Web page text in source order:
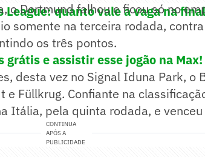
quanto vale a vaga na
o Dortmund falhou e ficou só no
somente na terceira rodada,
os três pontos.
grátis e assistir esse jogão na Max!
desta vez no Signal Iduna Park, o
e Füllkrug. Confiante na
Itália, pela quinta rodada, e
CONTINUA
APÓS A
PUBLICIDADE